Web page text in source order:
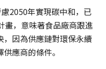
2050年實現碳中和，已
畫，意味著食品廠商跟進
因為供應鏈對環保永續
應商的條件。